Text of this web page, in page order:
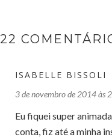
22
ISABELLE BISSOLI
3 de novembro de 2014 às
Eu fiquei super
conta, fiz até a minha